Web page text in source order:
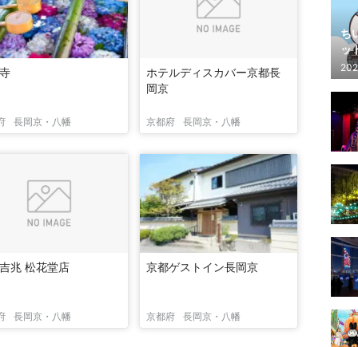
長岡京・八幡
ホテルディスカバー京都長
岡京
京都府 長岡京・八幡
兆 松花堂店
長岡京・八幡
京都ゲストイン長岡京
京都府 長岡京・八幡
ち
ッ